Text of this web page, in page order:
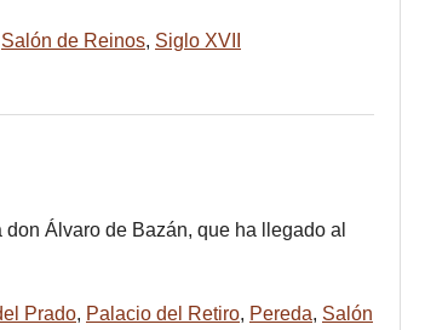
Salón de Reinos, Siglo XVII
Álvaro de Bazán, que ha llegado al
Prado, Palacio del Retiro, Pereda, Salón